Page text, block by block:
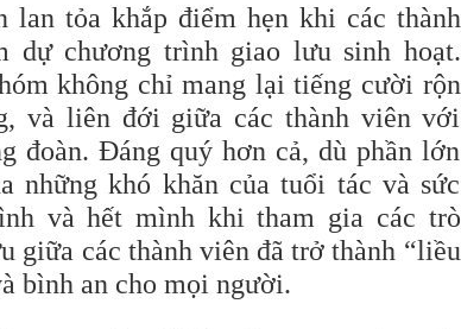
lan tỏa khắp điểm hẹn khi các thành
dự chương trình giao lưu sinh hoạt.
không chỉ mang lại tiếng cười rộn
và liên đới giữa các thành viên với
đoàn. Đáng quý hơn cả, dù phần lớn
những khó khăn của tuổi tác và sức
và hết mình khi tham gia các trò
giữa các thành viên đã trở thành “liều
bình an cho mọi người.